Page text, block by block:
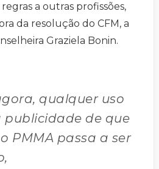
a outras profissões,
da resolução do CFM, a
Graziela Bonin.
qualquer uso
publicidade de que
PMMA passa a ser